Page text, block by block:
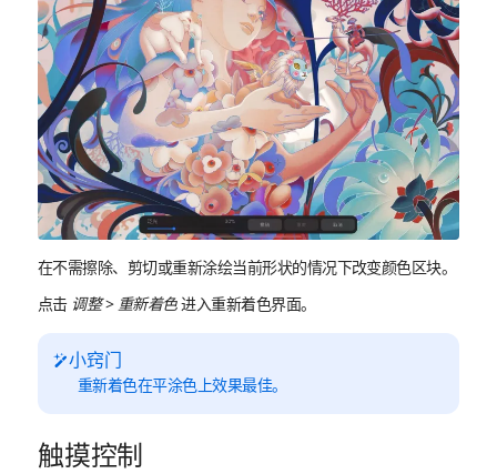
在不需擦除、剪切或重新涂绘当前形状的情况下改变颜色区块。
点击 调整> 重新着色进入重新着色界面。
小窍门
重新着色在平涂色上效果最佳。
触摸控制